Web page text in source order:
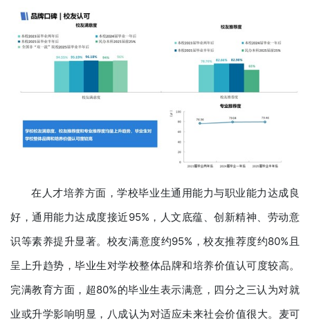
在人才培养方面，学校毕业生通用能力与职业能力达成良
好，通用能力达成度接近95%，人文底蕴、创新精神、劳动意
识等素养提升显著。校友满意度约95%，校友推荐度约80%且
呈上升趋势，毕业生对学校整体品牌和培养价值认可度较高。
完满教育方面，超80%的毕业生表示满意，四分之三认为对就
业或升学影响明显，八成认为对适应未来社会价值很大。麦可